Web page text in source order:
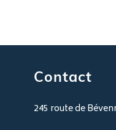
Contact
245 route de